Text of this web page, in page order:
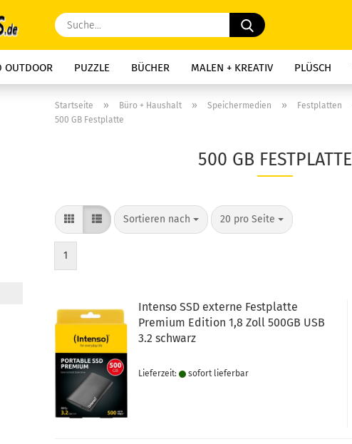
Suche...
OUTDOOR PUZZLE BÜCHER MALEN + KREATIV PLÜSCH
Startseite » Büro + Haushalt » Speichermedien » Festplatten
500 GB Festplatte
500 GB FESTPLATTE
Sortieren nach
Sortieren nach 20 pro Seite
pro Seite
1
Intenso SSD externe Festplatte
Premium Edition 1,8 Zoll 500GB USB
3.2 schwarz
Lieferzeit: sofort lie­fer­bar